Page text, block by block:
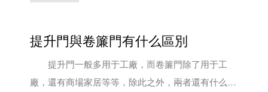
的河南提升門電機(3)重復按壓幾次或者更換手動按鈕
(4)輕微移動限位開關滑塊使它脫離微動開關觸點，并
調整移動微動開關設備位置(5)檢查鏈條或者電機部分
提升門與卷簾門有什么區別
提升門一般多用于工廠，而卷簾門除了用于工
廠，還有商場家居等等，除此之外，兩者還有什么區